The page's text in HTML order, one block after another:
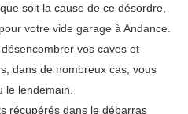
soit la cause de ce désordre,
votre vide garage à Andance.
vos caves et
dans de nombreux cas, vous
lendemain.
récupérés dans le débarras